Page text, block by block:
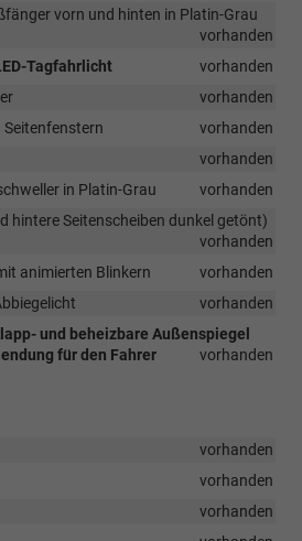
vorn und hinten in Platin-Grau
vorhanden
Tagfahrlicht
vorhanden
vorhanden
Seitenfenstern
vorhanden
vorhanden
in Platin-Grau
vorhanden
hintere Seitenscheiben dunkel getönt)
vorhanden
animierten Blinkern
vorhanden
vorhanden
und beheizbare Außenspiegel
für den Fahrer
vorhanden
vorhanden
vorhanden
vorhanden